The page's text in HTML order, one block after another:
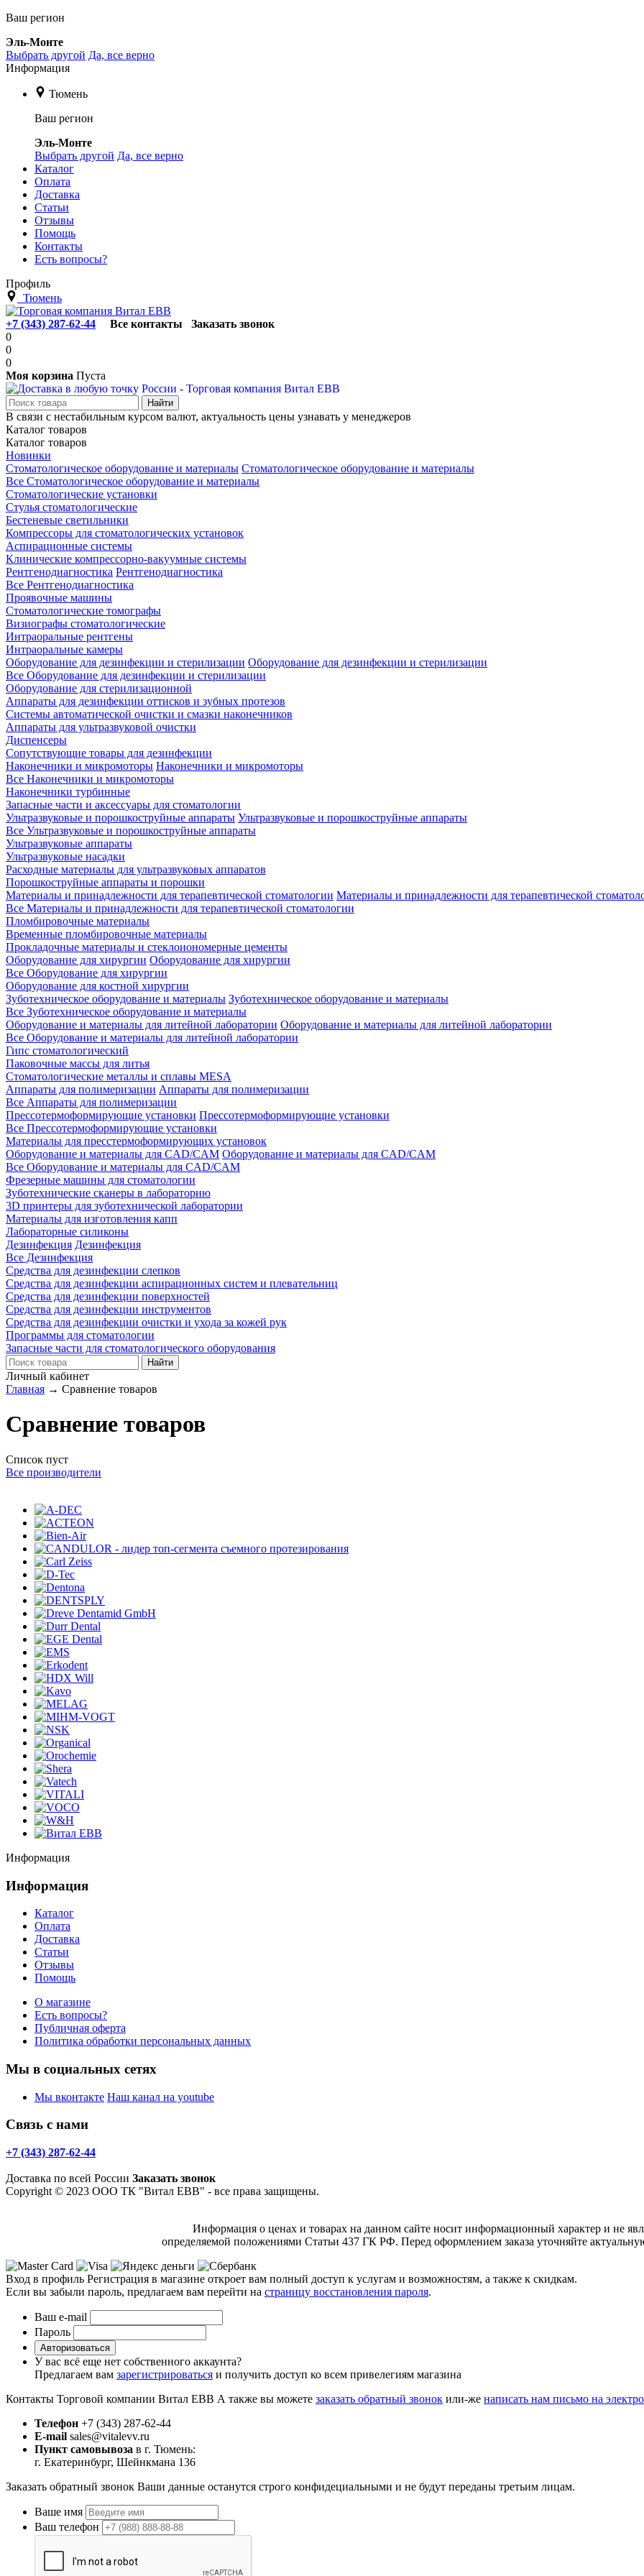
Ваш регион
Эль-Монте
Выбрать другой Да, все верно
Информация
Тюмень
Ваш регион
Эль-Монте
Выбрать другой Да, все верно
Каталог
Оплата
Доставка
Статьи
Отзывы
Помощь
Контакты
Есть вопросы?
Профиль
Тюмень
+7 (343) 287-62-44 Все контакты
Заказать звонок
0
0
0
Моя корзина Пуста
В связи с нестабильным курсом валют, актуальность цены узнавать у менеджеров
Каталог товаров
Каталог товаров
Новинки
Стоматологическое оборудование и материалы Стоматологическое оборудование и материалы
Все Стоматологическое оборудование и материалы
Стоматологические установки
Стулья стоматологические
Бестеневые светильники
Компрессоры для стоматологических установок
Аспирационные системы
Клинические компрессорно-вакуумные системы
Рентгенодиагностика Рентгенодиагностика
Все Рентгенодиагностика
Проявочные машины
Стоматологические томографы
Визиографы стоматологические
Интраоральные рентгены
Интраоральные камеры
Оборудование для дезинфекции и стерилизации Оборудование для дезинфекции и стерилизации
Все Оборудование для дезинфекции и стерилизации
Оборудование для стерилизационной
Аппараты для дезинфекции оттисков и зубных протезов
Системы автоматической очистки и смазки наконечников
Аппараты для ультразвуковой очистки
Диспенсеры
Сопутствующие товары для дезинфекции
Наконечники и микромоторы Наконечники и микромоторы
Все Наконечники и микромоторы
Наконечники турбинные
Запасные части и аксессуары для стоматологии
Ультразвуковые и порошкоструйные аппараты Ультразвуковые и порошкоструйные аппараты
Все Ультразвуковые и порошкоструйные аппараты
Ультразвуковые аппараты
Ультразвуковые насадки
Расходные материалы для ультразвуковых аппаратов
Порошкоструйные аппараты и порошки
Материалы и принадлежности для терапевтической стоматологии Материалы и принадлежности для терапевтической
Все Материалы и принадлежности для терапевтической стоматологии
Пломбировочные материалы
Временные пломбировочные материалы
Прокладочные материалы и стеклоиономерные цементы
Оборудование для хирургии Оборудование для хирургии
Все Оборудование для хирургии
Оборудование для костной хирургии
Зуботехническое оборудование и материалы Зуботехническое оборудование и материалы
Все Зуботехническое оборудование и материалы
Оборудование и материалы для литейной лаборатории Оборудование и материалы для литейной лаборатории
Все Оборудование и материалы для литейной лаборатории
Гипс стоматологический
Паковочные массы для литья
Стоматологические металлы и сплавы MESA
Аппараты для полимеризации Аппараты для полимеризации
Все Аппараты для полимеризации
Прессотермоформирующие установки Прессотермоформирующие установки
Все Прессотермоформирующие установки
Материалы для пресстермоформирующих установок
Оборудование и материалы для CAD/CAM Оборудование и материалы для CAD/CAM
Все Оборудование и материалы для CAD/CAM
Фрезерные машины для стоматологии
Зуботехнические сканеры в лабораторию
3D принтеры для зуботехнической лаборатории
Материалы для изготовления капп
Лабораторные силиконы
Дезинфекция Дезинфекция
Все Дезинфекция
Средства для дезинфекции слепков
Средства для дезинфекции аспирационных систем и плевательниц
Средства для дезинфекции поверхностей
Средства для дезинфекции инструментов
Средства для дезинфекции очистки и ухода за кожей рук
Программы для стоматологии
Запасные части для стоматологического оборудования
Личный кабинет
Главная → Сравнение товаров
Сравнение товаров
Список пуст
Все производители
Информация
Информация
Каталог
Оплата
Доставка
Статьи
Отзывы
Помощь
О магазине
Есть вопросы?
Публичная оферта
Политика обработки персональных данных
Мы в социальных сетях
Мы вконтакте Наш канал на youtube
Связь с нами
+7 (343) 287-62-44
Доставка по всей России Заказать звонок
Copyright © 2023 ООО ТК "Витал ЕВВ" - все права защищены.
Информация о ценах и товарах на данном сайте носит информационный характер и не
определяемой положениями Статьи 437 ГК РФ. Перед оформлением заказа уточняйте
Вход в профиль Регистрация в магазине откроет вам полный доступ к услугам и возможностям, а также к скидкам.
Если вы забыли пароль, предлагаем вам перейти на страницу восстановления пароля.
Ваш e-mail
Пароль
Авторизоваться
У вас всё еще нет собственного аккаунта?
Предлагаем вам зарегистрироваться и получить доступ ко всем привелегиям магазина
Контакты Торговой компании Витал ЕВВ А также вы можете заказать обратный звонок или-же написать нам письмо на
Телефон +7 (343) 287-62-44
E-mail sales@vitalevv.ru
Пункт самовывоза в г. Тюмень:
г. Екатеринбург, Шейнкмана 136
Заказать обратный звонок Ваши данные останутся строго конфидециальными и не будут переданы третьим лицам.
Ваше имя
Ваш телефон